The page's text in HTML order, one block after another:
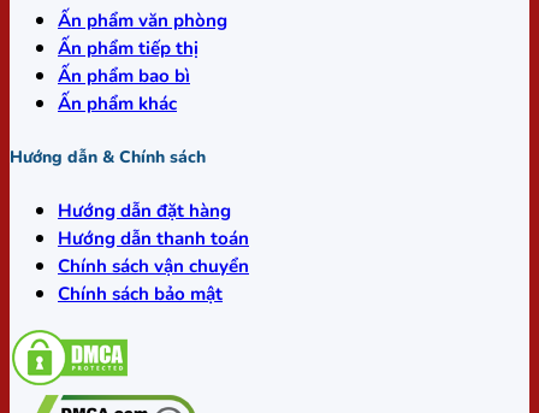
Ấn phẩm văn phòng
Ấn phẩm tiếp thị
Ấn phẩm bao bì
Ấn phẩm khác
Hướng dẫn & Chính sách
Hướng dẫn đặt hàng
Hướng dẫn thanh toán
Chính sách vận chuyển
Chính sách bảo mật